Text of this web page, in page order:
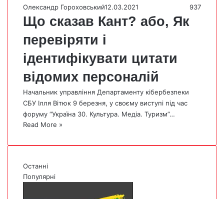
Олександр Гороховський12.03.2021 937
Що сказав Кант? або, Як
перевіряти і
ідентифікувати цитати
відомих персоналій
Начальник управління Департаменту кібербезпеки
СБУ Ілля Вітюк 9 березня, у своєму виступі під час
форуму “Україна 30. Культура. Медіа. Туризм”…
Read More »
Останні
Популярні